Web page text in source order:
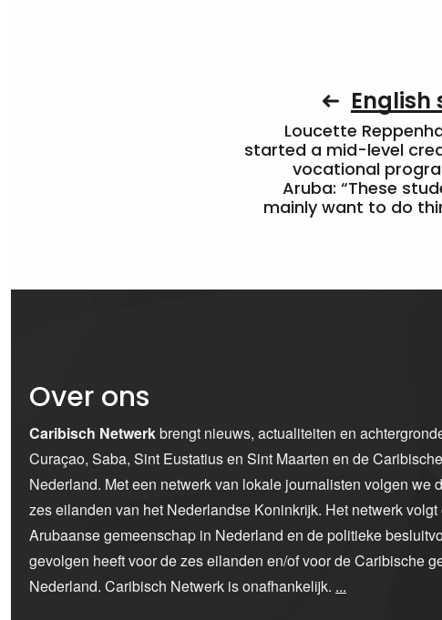
English
Loucette
started a mid-level
vocational
Aruba: “These
mainly want to do
Over ons
Caribisch Netwerkbrengt nieuws, actualiteiten en
Curaçao, Saba, Sint Eustatius en Sint Maarten en de
Nederland. Met een netwerk van lokale journalisten volgen we
zes eilanden van het Nederlandse Koninkrijk. Het netwerk
Arubaanse gemeenschap in Nederland en de politieke
gevolgen heeft voor de zes eilanden en/of voor de Caribische
Nederland. Caribisch Netwerk is onafhankelijk. ...